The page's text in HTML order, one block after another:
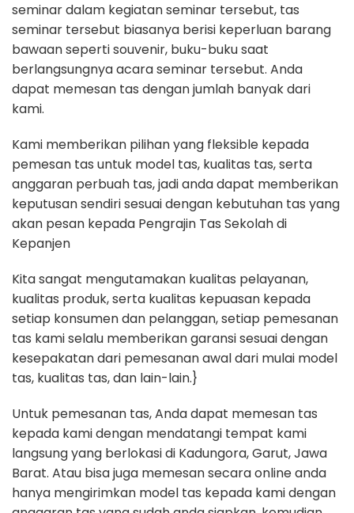
seminar dalam kegiatan seminar tersebut, tas
seminar tersebut biasanya berisi keperluan barang
bawaan seperti souvenir, buku-buku saat
berlangsungnya acara seminar tersebut. Anda
dapat memesan tas dengan jumlah banyak dari
kami.
Kami memberikan pilihan yang fleksible kepada
pemesan tas untuk model tas, kualitas tas, serta
anggaran perbuah tas, jadi anda dapat memberikan
keputusan sendiri sesuai dengan kebutuhan tas yang
akan pesan kepada Pengrajin Tas Sekolah di
Kepanjen
Kita sangat mengutamakan kualitas pelayanan,
kualitas produk, serta kualitas kepuasan kepada
setiap konsumen dan pelanggan, setiap pemesanan
tas kami selalu memberikan garansi sesuai dengan
kesepakatan dari pemesanan awal dari mulai model
tas, kualitas tas, dan lain-lain.}
Untuk pemesanan tas, Anda dapat memesan tas
kepada kami dengan mendatangi tempat kami
langsung yang berlokasi di Kadungora, Garut, Jawa
Barat. Atau bisa juga memesan secara online anda
hanya mengirimkan model tas kepada kami dengan